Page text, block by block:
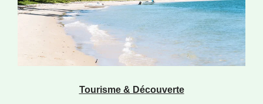
Tourisme & Découverte